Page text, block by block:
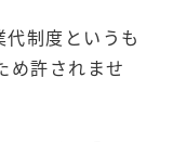
制度というも
め許されませ